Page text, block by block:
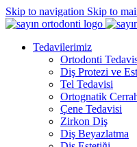
Skip to navigation Skip to
Tedavilerimiz
Ortodonti
Diş Protezi ve
Tel Tedavisi
Ortognatik
Çene Tedavisi
Zirkon Diş
Diş Beyazlatma